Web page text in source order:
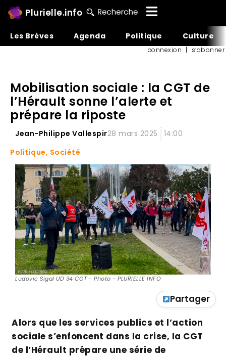
Plurielle.info
Les Brèves Agenda Politique Culture
connexion | s’abonner
Mobilisation sociale : la CGT de
l’Hérault sonne l’alerte et
prépare la riposte
Jean-Philippe Vallespir28 mars 2025
14:00
Politique, Société
Ludovic Sigal UD 34 CGT - Photo - PLURIELLE INFO
Partager
Alors que les services publics et l’action
sociale s’enfoncent dans la crise, la CGT
de l’Hérault prépare une série de